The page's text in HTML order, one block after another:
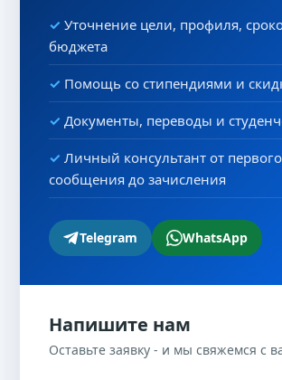
Уточнение цели, профиля,
бюджета
Помощь со стипендиями и
Документы, переводы и
Личный консультант от первого
сообщения до зачисления
Telegram WhatsApp
Напишите нам
Оставьте заявку - и мы свяжемся с